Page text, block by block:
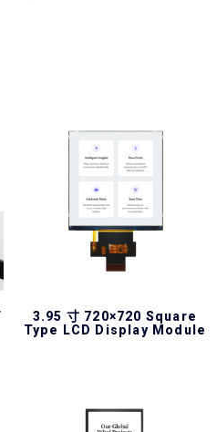
3.95 寸 720×720 Square
Type LCD Display Module